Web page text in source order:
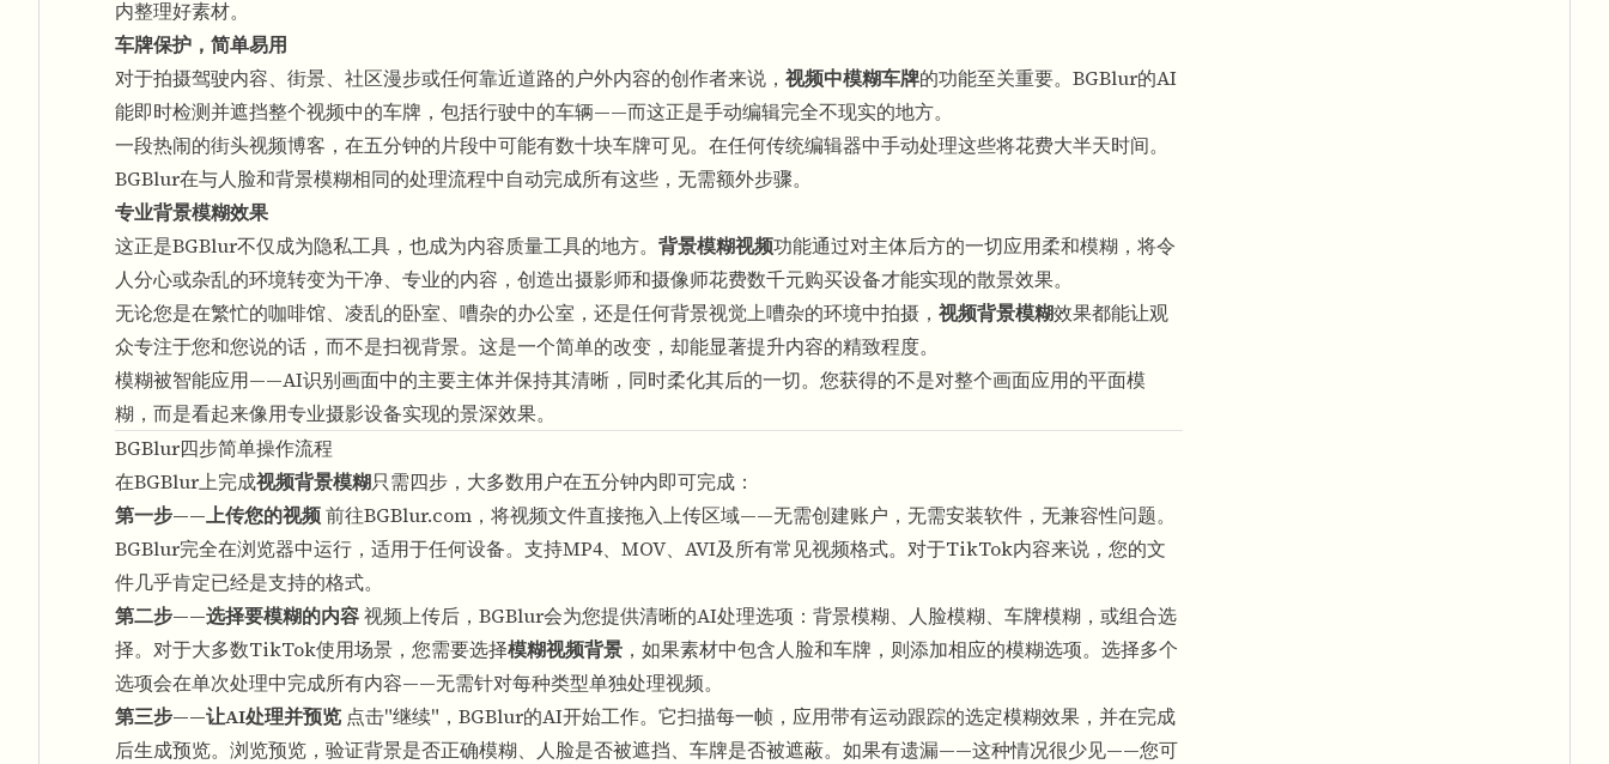
内整理好素材。
车牌保护，简单易用
对于拍摄驾驶内容、街景、社区漫步或任何靠近道路的户外内容的创作者来说， 视频中模糊车牌的功能至关重要。BGBlur的AI
能即时检测并遮挡整个视频中的车牌，包括行驶中的车辆——而这正是手动编辑完全不现实的地方。
一段热闹的街头视频博客，在五分钟的片段中可能有数十块车牌可见。在任何传统编辑器中手动处理这些将花费大半天时间。
BGBlur在与人脸和背景模糊相同的处理流程中自动完成所有这些，无需额外步骤。
专业背景模糊效果
这正是BGBlur不仅成为隐私工具，也成为内容质量工具的地方。 背景模糊视频功能通过对主体后方的一切应用柔和模糊，将令
人分心或杂乱的环境转变为干净、专业的内容，创造出摄影师和摄像师花费数千元购买设备才能实现的散景效果。
无论您是在繁忙的咖啡馆、凌乱的卧室、嘈杂的办公室，还是任何背景视觉上嘈杂的环境中拍摄， 视频背景模糊效果都能让观
众专注于您和您说的话，而不是扫视背景。这是一个简单的改变，却能显著提升内容的精致程度。
模糊被智能应用——AI识别画面中的主要主体并保持其清晰，同时柔化其后的一切。您获得的不是对整个画面应用的平面模
糊，而是看起来像用专业摄影设备实现的景深效果。
BGBlur四步简单操作流程
在BGBlur上完成视频背景模糊只需四步，大多数用户在五分钟内即可完成：
第一步——上传您的视频前往BGBlur.com，将视频文件直接拖入上传区域——无需创建账户，无需安装软件，无兼容性问题。
BGBlur完全在浏览器中运行，适用于任何设备。支持MP4、MOV、AVI及所有常见视频格式。对于TikTok内容来说，您的文
件几乎肯定已经是支持的格式。
第二步——选择要模糊的内容视频上传后，BGBlur会为您提供清晰的AI处理选项：背景模糊、人脸模糊、车牌模糊，或组合选
择。对于大多数TikTok使用场景，您需要选择模糊视频背景 ，如果素材中包含人脸和车牌，则添加相应的模糊选项。选择多个
选项会在单次处理中完成所有内容——无需针对每种类型单独处理视频。
第三步——让AI处理并预览 点击"继续"，BGBlur的AI开始工作。它扫描每一帧，应用带有运动跟踪的选定模糊效果，并在完成
后生成预览。浏览预览，验证背景是否正确模糊、人脸是否被遮挡、车牌是否被遮蔽。如果有遗漏——这种情况很少见——您可